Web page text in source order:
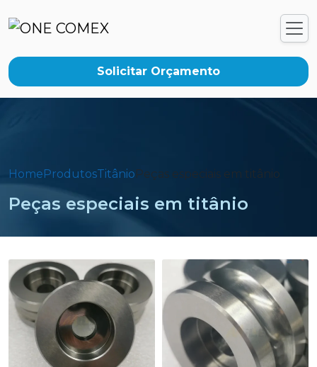
Solicitar Orçamento
Home ProdutosTitânio Peças especiais em titânio
Peças especiais em titânio